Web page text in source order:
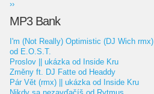
››
MP3 Bank
I'm (Not Really) Optimistic (DJ Wich rmx)
od E.O.S.T.
Proslov || ukázka od Inside Kru
Změny ft. DJ Fatte od Headdy
Pár Vět (rmx) || ukázka od Inside Kru